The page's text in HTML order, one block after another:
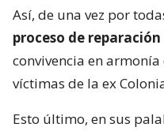
Así, de una vez por
proceso de reparación
convivencia en
víctimas de la ex
Esto último, en sus